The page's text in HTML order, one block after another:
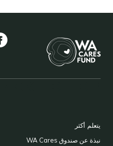
FOOTER
يتعلم أكثر
نبذة عن صندوق WA Cares